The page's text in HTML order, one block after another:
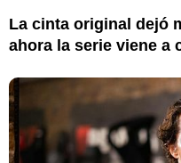
La cinta original dejó
ahora la serie viene a